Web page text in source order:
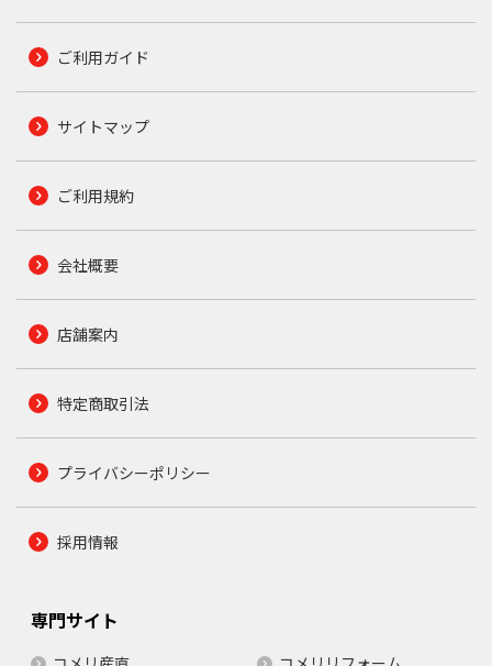
ご利用ガイド
サイトマップ
ご利用規約
会社概要
店舗案内
特定商取引法
プライバシーポリシー
採用情報
専門サイト